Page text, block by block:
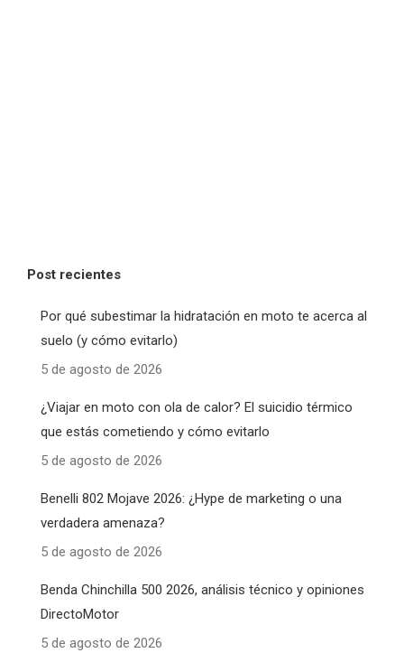
Post recientes
Por qué subestimar la hidratación en moto te acerca al
suelo (y cómo evitarlo)
5 de agosto de 2026
¿Viajar en moto con ola de calor? El suicidio térmico
que estás cometiendo y cómo evitarlo
5 de agosto de 2026
Benelli 802 Mojave 2026: ¿Hype de marketing o una
verdadera amenaza?
5 de agosto de 2026
Benda Chinchilla 500 2026, análisis técnico y opiniones
DirectoMotor
5 de agosto de 2026